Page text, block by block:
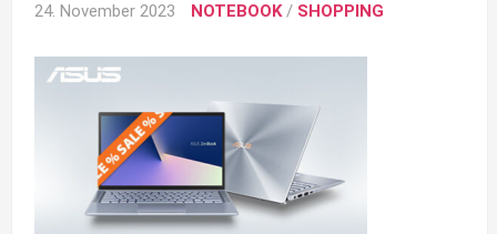
24. November 2023 NOTEBOOK/ SHOPPING